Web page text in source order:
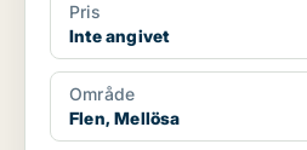
Pris
Inte angivet
Område
Flen, Mellösa